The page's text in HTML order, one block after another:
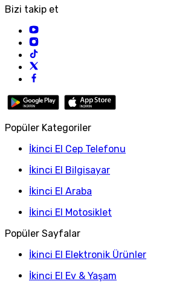
Bizi takip et
Popüler Kategoriler
İkinci El Cep Telefonu
İkinci El Bilgisayar
İkinci El Araba
İkinci El Motosiklet
Popüler Sayfalar
İkinci El Elektronik Ürünler
İkinci El Ev & Yaşam